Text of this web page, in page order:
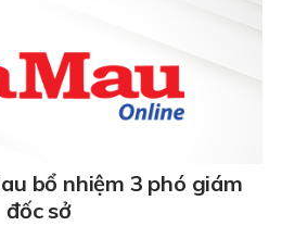
bổ nhiệm 3 phó giám
đốc sở